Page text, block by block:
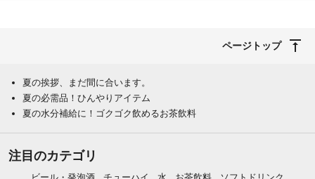
ページトップ
夏の挨拶、まだ間に合います。
夏の必需品！ひんやりアイテム
夏の水分補給に！ゴクゴク飲めるお茶飲料
注目のカテゴリ